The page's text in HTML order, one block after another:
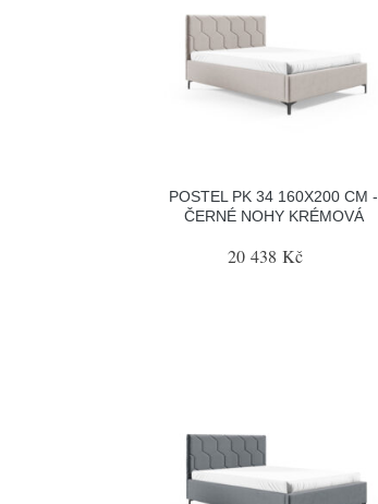
POSTEL PK 34 160X200 CM -
ČERNÉ NOHY KRÉMOVÁ
20 438 Kč